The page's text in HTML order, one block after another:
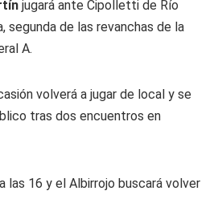
jugará ante Cipolletti de Río
segunda de las revanchas de la
A.
volverá a jugar de local y se
tras dos encuentros en
las 16 y el Albirrojo buscará volver